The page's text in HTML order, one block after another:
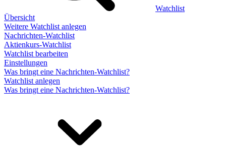
Watchlist
Übersicht
Weitere Watchlist anlegen
Nachrichten-Watchlist
Aktienkurs-Watchlist
Watchlist bearbeiten
Einstellungen
Was bringt eine Nachrichten-Watchlist?
Watchlist anlegen
Was bringt eine Nachrichten-Watchlist?